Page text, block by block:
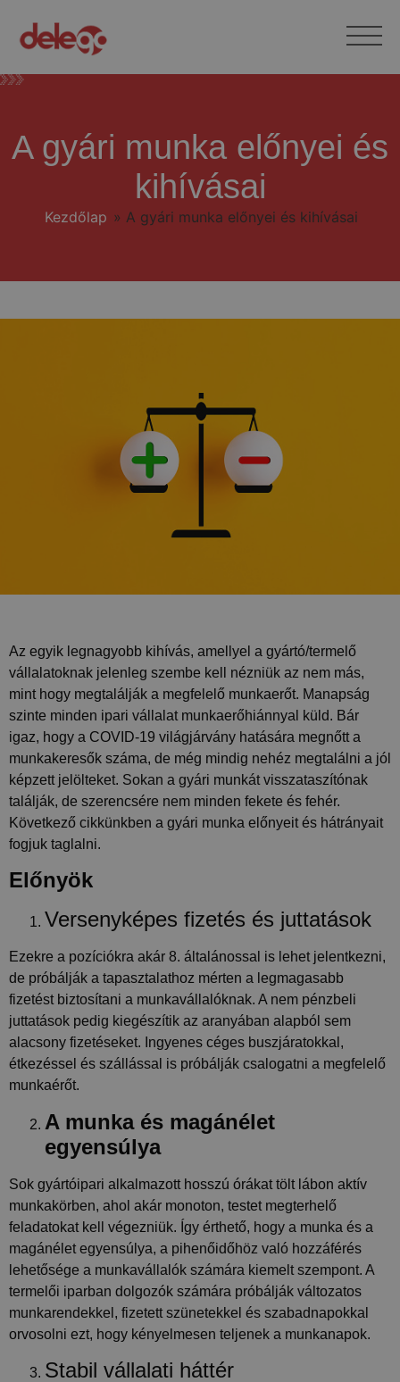
A gyári munka előnyei és
kihívásai
Kezdőlap » A gyári munka előnyei és kihívásai
Az egyik legnagyobb kihívás, amellyel a gyártó/termelő
vállalatoknak jelenleg szembe kell nézniük az nem más,
mint hogy megtalálják a megfelelő munkaerőt. Manapság
szinte minden ipari vállalat munkaerőhiánnyal küld. Bár
igaz, hogy a COVID-19 világjárvány hatására megnőtt a
munkakeresők száma, de még mindig nehéz megtalálni a jól
képzett jelölteket. Sokan a gyári munkát visszataszítónak
találják, de szerencsére nem minden fekete és fehér.
Következő cikkünkben a gyári munka előnyeit és hátrányait
fogjuk taglalni.
Előnyök
Versenyképes fizetés és juttatások
Ezekre a pozíciókra akár 8. általánossal is lehet jelentkezni,
de próbálják a tapasztalathoz mérten a legmagasabb
fizetést biztosítani a munkavállalóknak. A nem pénzbeli
juttatások pedig kiegészítik az aranyában alapból sem
alacsony fizetéseket. Ingyenes céges buszjáratokkal,
étkezéssel és szállással is próbálják csalogatni a megfelelő
munkaérőt.
A munka és magánélet
egyensúlya
Sok gyártóipari alkalmazott hosszú órákat tölt lábon aktív
munkakörben, ahol akár monoton, testet megterhelő
feladatokat kell végezniük. Így érthető, hogy a munka és a
magánélet egyensúlya, a pihenőidőhöz való hozzáférés
lehetősége a munkavállalók számára kiemelt szempont. A
termelői iparban dolgozók számára próbálják változatos
munkarendekkel, fizetett szünetekkel és szabadnapokkal
orvosolni ezt, hogy kényelmesen teljenek a munkanapok.
Stabil vállalati háttér